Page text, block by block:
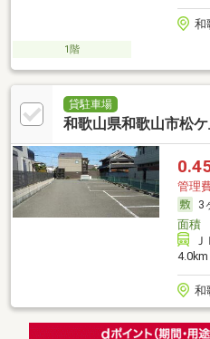
和
1階
貸駐車場
和歌山県和歌山市松ケ
管理
3
面積
4.0km
和